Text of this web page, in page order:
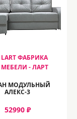
LART ФАБРИКА
МЕБЕЛИ - ЛАРТ
МОДУЛЬНЫЙ
АЛЕКС-3
52990 ₽